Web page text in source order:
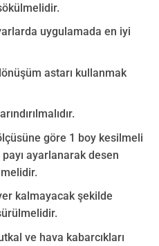
uygulamada en iyi
astarı kullanmak
ölçüsüne göre 1 boy kesilmeli
ayarlanarak desen
kalmayacak şekilde
ve hava kabarcıkları